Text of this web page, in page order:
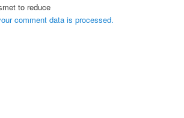
to reduce
comment data is processed.